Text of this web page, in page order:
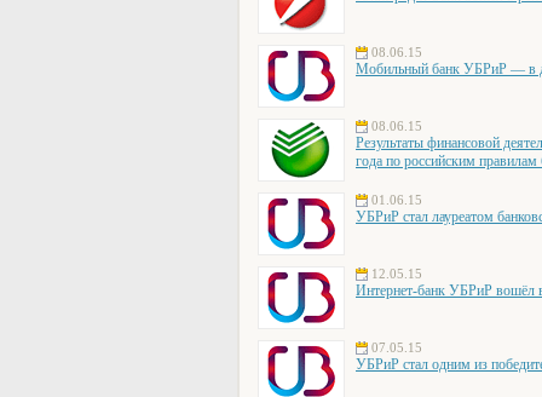
08.06.15
Мобильный банк УБРиР — в
08.06.15
Результаты финансовой
года по российским правилам
01.06.15
УБРиР стал лауреатом
12.05.15
Интернет-банк УБРиР вошёл
07.05.15
УБРиР стал одним из